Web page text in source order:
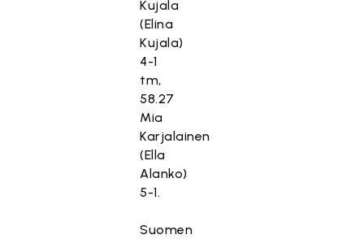
Kujala
(Elina
Kujala)
4-1
tm,
58.27
Mia
Karjalainen
(Ella
Alanko)
5-1.
Suomen